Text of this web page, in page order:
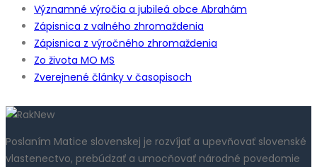
Významné výročia a jubileá obce Abrahám
Zápisnica z valného zhromaždenia
Zápisnica z výročného zhromaždenia
Zo života MO MS
Zverejnené články v časopisoch
Poslaním Matice slovenskej je rozvíjať a upevňovať slovenské
vlastenectvo, prebúdzať a umocňovať národné povedomie